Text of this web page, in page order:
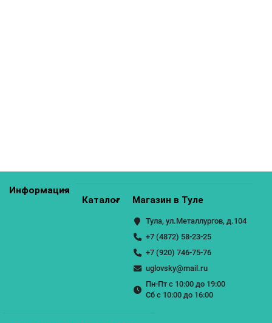
Информация
Каталог
Магазин в Туле
Тула, ул.Металлургов, д.104
+7 (4872) 58-23-25
+7 (920) 746-75-76
uglovsky@mail.ru
Пн-Пт с 10:00 до 19:00
Сб с 10:00 до 16:00